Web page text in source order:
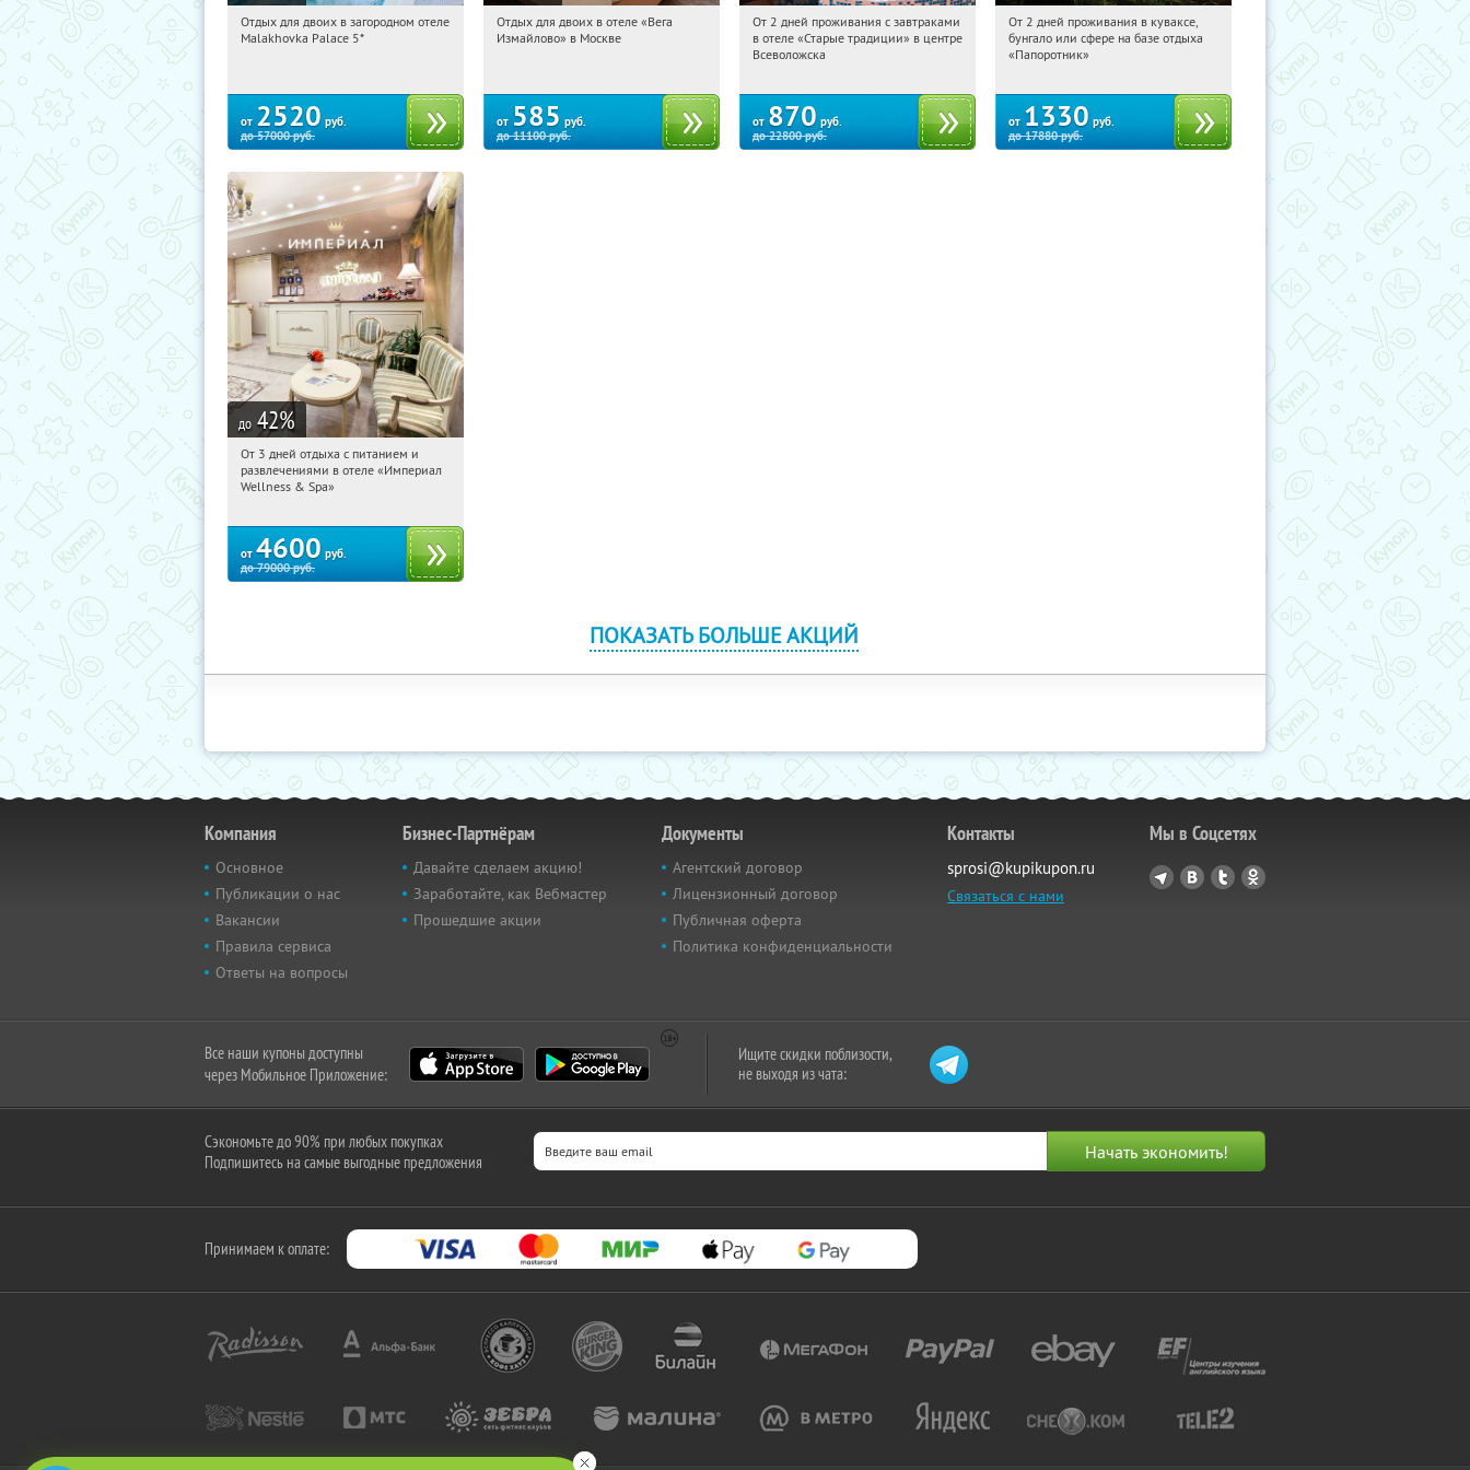
02:28:15 Купили:13
Отдых для двоих в загородном отеле
Malakhovka Palace 5*
от 2520 руб.
до57000руб.
02:28:15 Купили:
Отдых для двоих в отеле «Вега
Измайлово» в Москве
от 585 руб.
до11100руб.
02:28:15 Купили:123
Ленинградская обл., г. Всеволожск, ул.
От 2 дней проживания с завтраками
в отеле «Старые традиции» в центре
Всеволожска
от 870 руб.
до22800руб.
02:28:15 Купили:
Респ. Карелия, г. Лахденпохья
От 2 дней проживания в куваксе,
бунгало или сфере на базе отдыха
«Папоротник»
от 1330 руб.
до17880руб.
до 42%
02:28:15 Купили:
Калужская обл., г. Обнинск, Киевское
От 3 дней отдыха с питанием и
развлечениями в отеле «Империал
Wellness & Spa»
от 4600 руб.
до79000руб.
ПОКАЗАТЬ БОЛЬШЕ АКЦИЙ
Компания
Основное
Публикации о нас
Вакансии
Правила сервиса
Ответы на вопросы
Бизнес-Партнёрам
Давайте сделаем акцию!
Заработайте, как Вебмастер
Прошедшие акции
Документы
Агентский договор
Лицензионный договор
Публичная оферта
Политика конфиденциальности
Контакты
sprosi@kupikupon.ru
Связаться с нами
Мы в Соцсетях
Все наши купоны доступны
через Мобильное Приложение:
Ищите скидки поблизости,
не выходя из чата:
Сэкономьте до 90% при любых покупках
Подпишитесь на самые выгодные предложения
Принимаем к оплате: